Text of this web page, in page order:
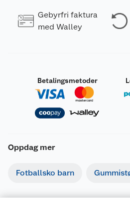
Gebyrfri faktura
med Walley
Betalingsmetoder
Oppdag mer
Fotballsko barn